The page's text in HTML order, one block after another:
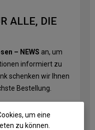
ALLE, DIE
– NEWS an, um
informiert zu
schenken wir Ihnen
Bestellung.
um eine
zu können.